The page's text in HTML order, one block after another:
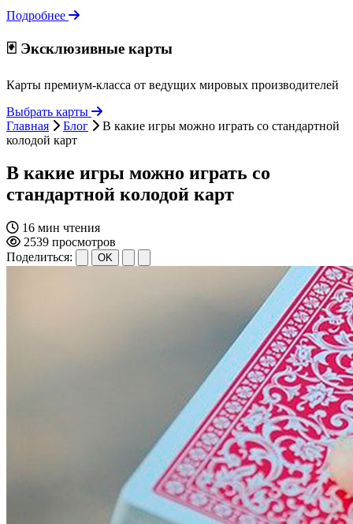
Подробнее
🃏 Эксклюзивные карты
Карты премиум-класса от ведущих мировых производителей
Выбрать карты
Главная
Блог
В какие игры можно играть со стандартной
колодой карт
В какие игры можно играть со
стандартной колодой карт
16 мин чтения
2539 просмотров
Поделиться:
OK